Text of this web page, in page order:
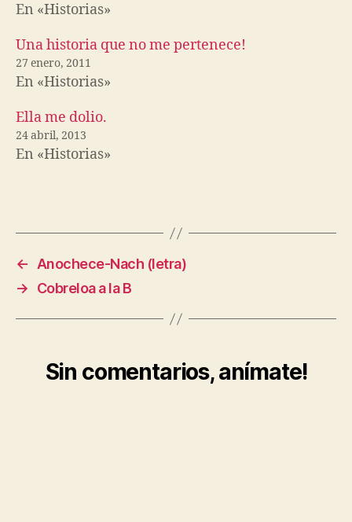
En «Historias»
Una historia que no me pertenece!
27 enero, 2011
En «Historias»
Ella me dolio.
24 abril, 2013
En «Historias»
←
Anochece-Nach (letra)
→
Cobreloa a la B
Sin comentarios, anímate!